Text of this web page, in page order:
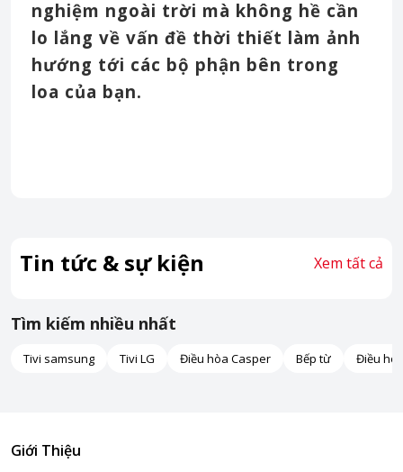
nghiệm ngoài trời mà không hề cần
lo lắng về vấn đề thời thiết làm ảnh
hướng tới các bộ phận bên trong
loa của bạn.
Tin tức & sự kiện Xem tất cả
Tìm kiếm nhiều nhất
Tivi samsung Tivi LG Điều hòa Casper Bếp từ Điều
Giới Thiệu